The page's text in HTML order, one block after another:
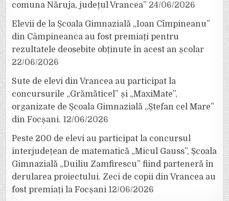
comuna Năruja, județul Vrancea” 24/06/2026
Elevii de la Școala Gimnazială „Ioan Cîmpineanu”
din Câmpineanca au fost premiați pentru
rezultatele deosebite obținute în acest an școlar
22/06/2026
Sute de elevi din Vrancea au participat la
concursurile „Grămăticel” și „MaxiMate”,
organizate de Școala Gimnazială „Ștefan cel Mare”
din Focșani. 12/06/2026
Peste 200 de elevi au participat la concursul
interjudețean de matematică „Micul Gauss”, Școala
Gimnazială „Duiliu Zamfirescu” fiind parteneră în
derularea proiectului. Zeci de copii din Vrancea au
fost premiați la Focșani 12/06/2026